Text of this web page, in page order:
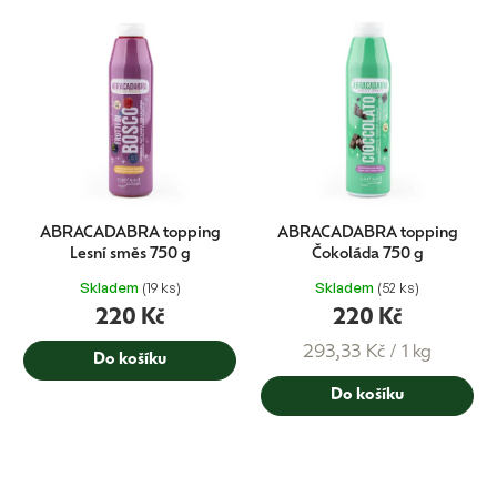
ABRACADABRA topping
Lesní směs 750 g
Skladem (19 ks)
220 Kč
Do košíku
ABRACADABRA topping
Čokoláda 750 g
Skladem (52 ks)
220 Kč
Měrná
cena:
293,33 Kč / 1 kg
Do košíku